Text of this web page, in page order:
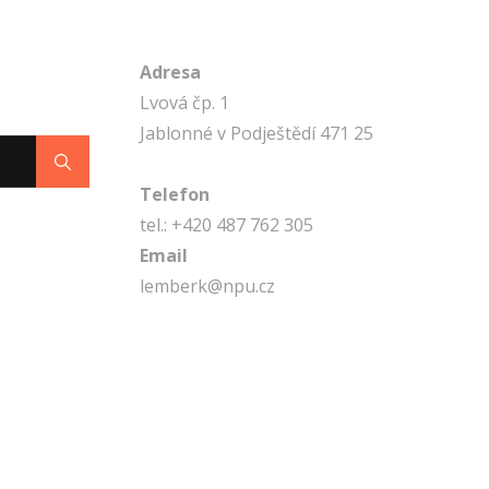
Adresa
Lvová čp. 1
Jablonné v Podještědí 471 25
Telefon
tel.: +420 487 762 305
Email
lemberk@npu.cz